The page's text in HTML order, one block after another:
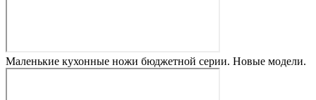
Маленькие кухонные ножи бюджетной серии. Новые модели.